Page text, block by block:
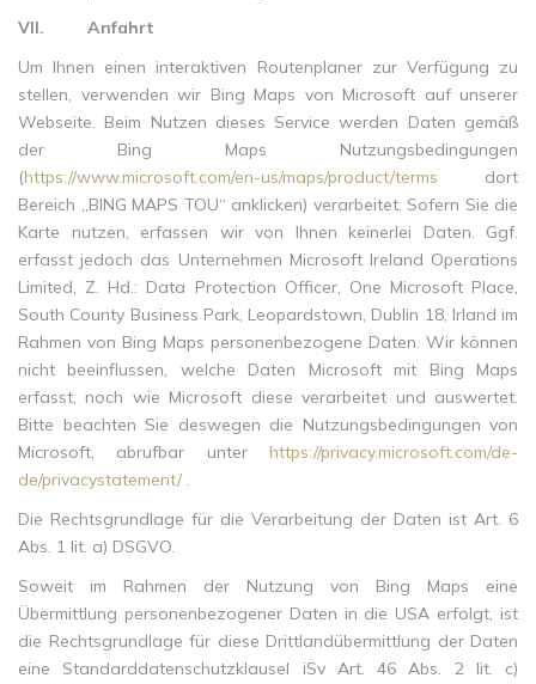
VII. Anfahrt
Um Ihnen einen interaktiven Routenplaner zur Verfügung zu
stellen, verwenden wir Bing Maps von Microsoft auf unserer
Webseite. Beim Nutzen dieses Service werden Daten gemäß
der Bing Maps Nutzungsbedingungen
(https://www.microsoft.com/en-us/maps/product/terms dort
Bereich „BING MAPS TOU“ anklicken) verarbeitet. Sofern Sie die
Karte nutzen, erfassen wir von Ihnen keinerlei Daten. Ggf.
erfasst jedoch das Unternehmen Microsoft Ireland Operations
Limited, Z. Hd.: Data Protection Officer, One Microsoft Place,
South County Business Park, Leopardstown, Dublin 18, Irland im
Rahmen von Bing Maps personenbezogene Daten. Wir können
nicht beeinflussen, welche Daten Microsoft mit Bing Maps
erfasst, noch wie Microsoft diese verarbeitet und auswertet.
Bitte beachten Sie deswegen die Nutzungsbedingungen von
Microsoft, abrufbar unter https://privacy.microsoft.com/de-
de/privacystatement/ .
Die Rechtsgrundlage für die Verarbeitung der Daten ist Art. 6
Abs. 1 lit. a) DSGVO.
Soweit im Rahmen der Nutzung von Bing Maps eine
Übermittlung personenbezogener Daten in die USA erfolgt, ist
die Rechtsgrundlage für diese Drittlandübermittlung der Daten
eine Standarddatenschutzklausel iSv Art. 46 Abs. 2 lit. c)